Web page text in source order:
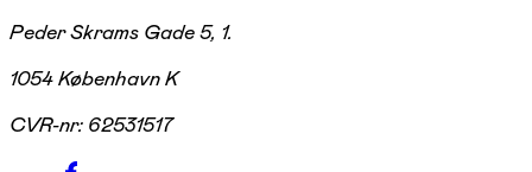
Peder Skrams Gade 5, 1.
1054 København K
CVR-nr: 62531517